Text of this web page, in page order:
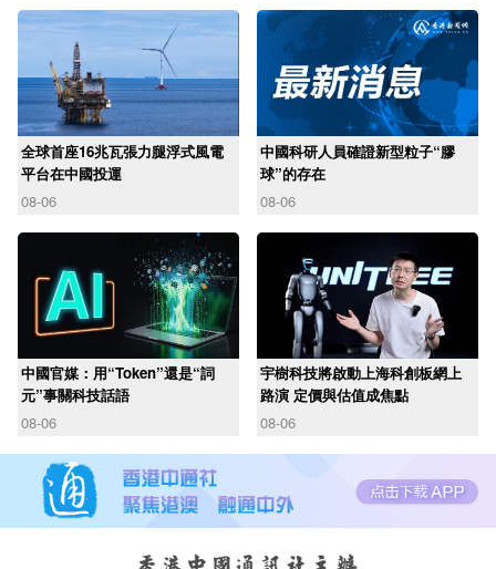
全球首座16兆瓦張力腿浮式風電
平台在中國投運
08-06
中國科研人員確證新型粒子“膠
球”的存在
08-06
中國官媒：用“Token”還是“詞
元”事關科技話語
08-06
宇樹科技將啟動上海科創板網上
路演 定價與估值成焦點
08-06